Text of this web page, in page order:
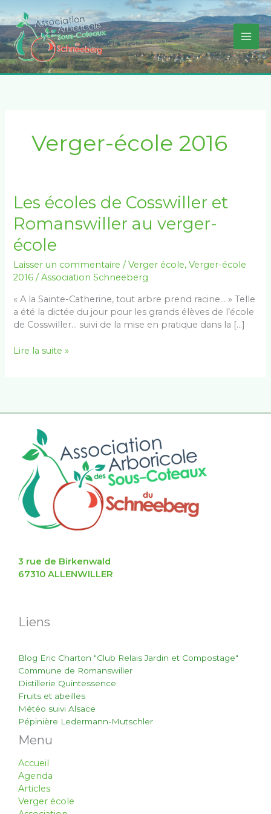
au
contenu
Verger-école 2016
Les écoles de Cosswiller et
Romanswiller au verger-
école
Laisser un commentaire /Verger école,Verger-école
2016 /Association Schneeberg
« A la Sainte-Catherine, tout arbre prend racine… » Telle
a été la dictée du jour pour les grands élèves de l’école
de Cosswiller… suivi de la mise en pratique dans la […]
Les
écoles
de
Cosswiller
et
Romanswiller
au
école
Lire la suite »
3 rue de Birkenwald
67310 ALLENWILLER
Liens
Blog Eric Charton "Club Relais Jardin et Compostage"
Commune de Romanswiller
Distillerie Quintessence
Fruits et abeilles
Météo suivi Alsace
Pépinière Ledermann-Mutschler
Menu
Accueil
Agenda
Articles
Verger école